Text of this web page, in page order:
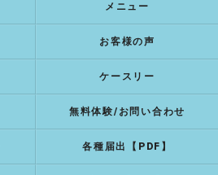
メニュー
お客様の声
ケースリー
無料体験/お問い合わせ
各種届出【PDF】